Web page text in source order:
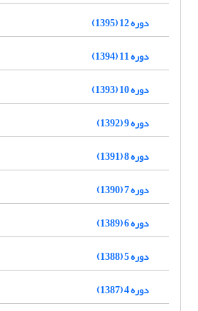
دوره 12 (1395)
دوره 11 (1394)
دوره 10 (1393)
دوره 9 (1392)
دوره 8 (1391)
دوره 7 (1390)
دوره 6 (1389)
دوره 5 (1388)
دوره 4 (1387)